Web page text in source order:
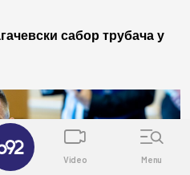
сабор трубача у
Video Menu